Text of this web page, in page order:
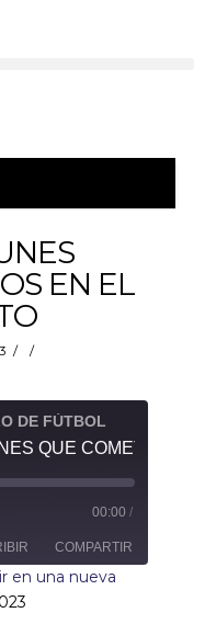
EN EL
DE FÚTBOL
00:00 /
COMPARTIR
en una nueva